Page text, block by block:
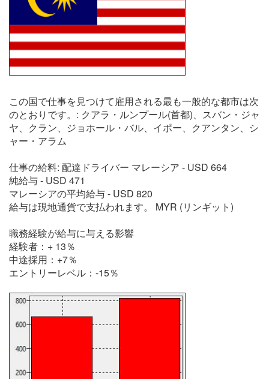
この国で仕事を見つけて雇用される最も一般的な都市は次
のとおりです。: クアラ・ルンプール(首都)、スバン・ジャ
ヤ、クラン、ジョホール・バル、イポー、クアンタン、シ
ャー・アラム
仕事の給料: 配達ドライバー マレーシア - USD 664
純給与 - USD 471
マレーシアの平均給与 - USD 820
給与は現地通貨で支払われます。 MYR (リンギット)
職務経験が給与に与える影響
経験者：+ 13％
中途採用：+7％
エントリーレベル：-15％